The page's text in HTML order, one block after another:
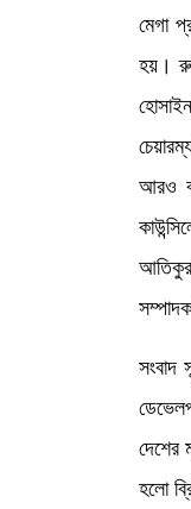
মেগা
হয়।
আরও
আতিকুর
সংবাদ
দেশের
হলো